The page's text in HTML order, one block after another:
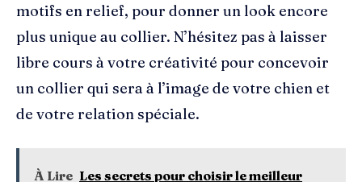
motifs en relief, pour donner un look encore
plus unique au collier. N’hésitez pas à laisser
libre cours à votre créativité pour concevoir
un collier qui sera à l’image de votre chien et
de votre relation spéciale.
À Lire Les secrets pour choisir le meilleur